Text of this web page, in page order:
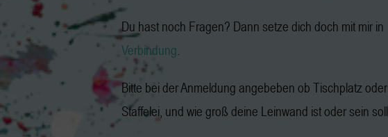
Du hast noch Fragen? Dann setze dich doch mit mir in
Verbindung
Bitte bei der Anmeldung angebeben ob Tischplatz oder
Staffelei, und wie groß deine Leinwand ist oder sein soll.